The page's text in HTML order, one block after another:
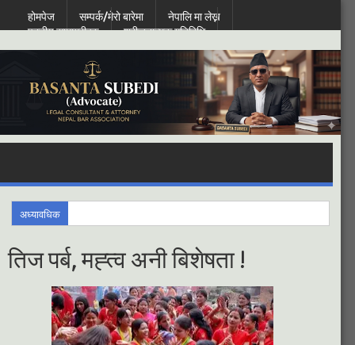
होमपेज सम्पर्क/मेरो बारेमा
नेपालि मा लेख्न
पठनीय सामाग्रीहरु
श्रीजनात्मक गतिबिधि
Saturday, August 08, 2026
अध्यावधिक
तिज पर्ब, मह्त्व अनी बिशेषता !